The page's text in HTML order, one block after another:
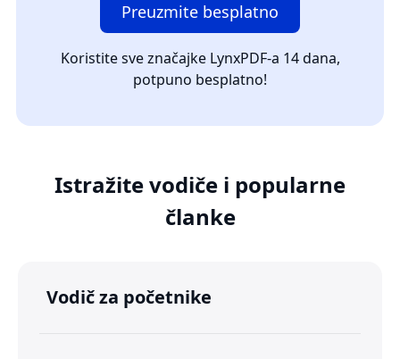
Preuzmite besplatno
Koristite sve značajke LynxPDF-a 14 dana,
potpuno besplatno!
Istražite vodiče i popularne
članke
Vodič za početnike